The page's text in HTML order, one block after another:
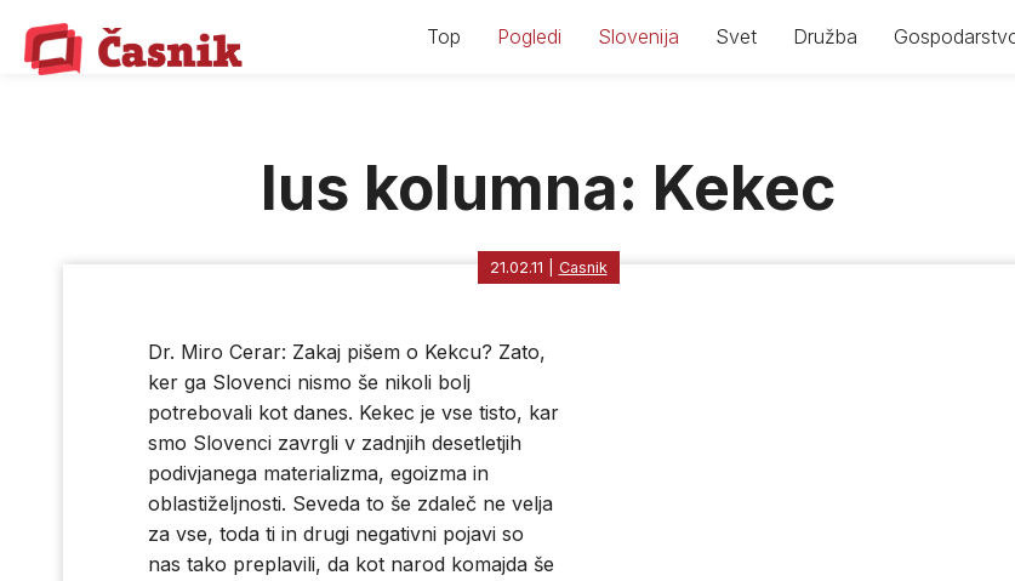
content
Top Pogledi Slovenija Svet Družba
Ius kolumna: Kekec
21.02.11 Casnik
Dr. Miro Cerar: Zakaj pišem o Kekcu? Zato,
ker ga Slovenci nismo še nikoli bolj
potrebovali kot danes. Kekec je vse tisto, kar
smo Slovenci zavrgli v zadnjih desetletjih
podivjanega materializma, egoizma in
oblastiželjnosti. Seveda to še zdaleč ne velja
za vse, toda ti in drugi negativni pojavi so
nas tako preplavili, da kot narod komajda še